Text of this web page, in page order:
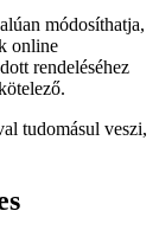
módosíthatja,
online
rendeléséhez
tudomásul veszi,